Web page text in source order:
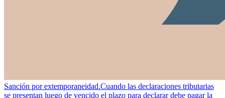
Sanción por extemporaneidad.Cuando las declaraciones tributarias
se presentan luego de vencido el plazo para declarar debe pagar la